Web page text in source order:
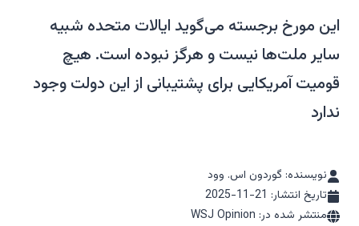
این مورخ برجسته می‌گوید ایالات متحده شبیه
سایر ملت‌ها نیست و هرگز نبوده است. هیچ
قومیت آمریکایی برای پشتیبانی از این دولت وجود
ندارد
نویسنده: گوردون اس. وود
تاریخ انتشار: 2025-11-21
منتشر شده در: WSJ Opinion